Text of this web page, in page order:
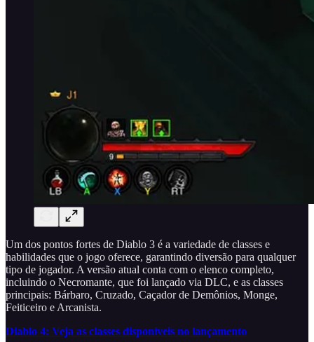
Um dos pontos fortes de Diablo 3 é a variedade de classes e
habilidades que o jogo oferece, garantindo diversão para qualquer
tipo de jogador. A versão atual conta com o elenco completo,
incluindo o Necromante, que foi lançado via DLC, e as classes
principais: Bárbaro, Cruzado, Caçador de Demônios, Monge,
Feiticeiro e Arcanista.
Diablo 4: Veja as classes disponíveis no lançamento